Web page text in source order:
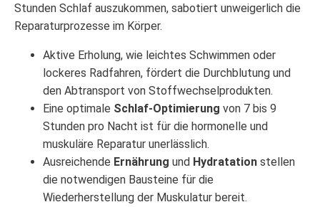
Stunden Schlaf auszukommen, sabotiert unweigerlich die
Reparaturprozesse im Körper.
Aktive Erholung, wie leichtes Schwimmen oder
lockeres Radfahren, fördert die Durchblutung und
den Abtransport von Stoffwechselprodukten.
Eine optimale Schlaf-Optimierung von 7 bis 9
Stunden pro Nacht ist für die hormonelle und
muskuläre Reparatur unerlässlich.
Ausreichende Ernährung und Hydratation stellen
die notwendigen Bausteine für die
Wiederherstellung der Muskulatur bereit.